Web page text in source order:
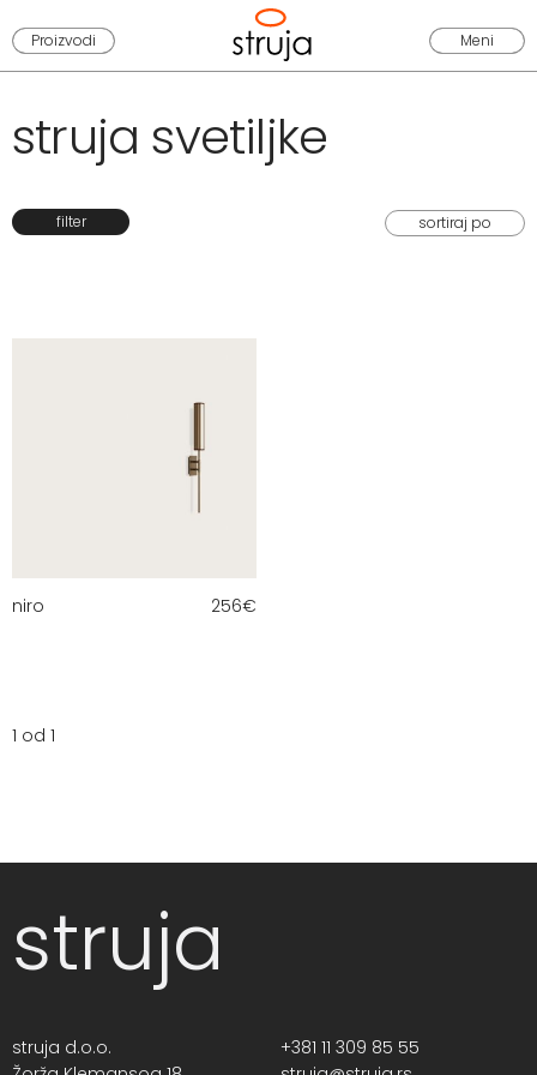
Proizvodi Meni
struja svetiljke
filter
niro 256€
1 od 1
struja
struja d.o.o.
+381 11 309 85 55